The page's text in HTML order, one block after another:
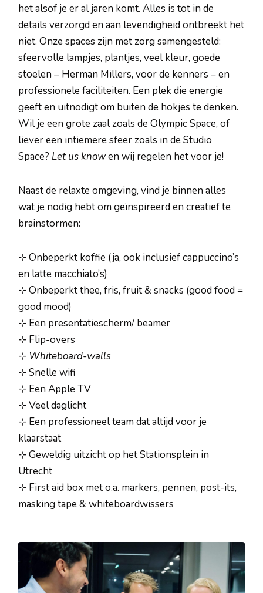
het alsof je er al jaren komt. Alles is tot in de
details verzorgd en aan levendigheid ontbreekt het
niet. Onze spaces zijn met zorg samengesteld:
sfeervolle lampjes, plantjes, veel kleur, goede
stoelen – Herman Millers, voor de kenners – en
professionele faciliteiten. Een plek die energie
geeft en uitnodigt om buiten de hokjes te denken.
Wil je een grote zaal zoals de Olympic Space, of
liever een intiemere sfeer zoals in de Studio
Space? Let us knowen wij regelen het voor je!
Naast de relaxte omgeving, vind je binnen alles
wat je nodig hebt om geïnspireerd en creatief te
brainstormen:
⊹ Onbeperkt koffie (ja, ook inclusief cappuccino’s
en latte macchiato’s)
⊹ Onbeperkt thee, fris, fruit & snacks (good food =
good mood)
⊹ Een presentatiescherm/ beamer
⊹ Flip-overs
⊹ Whiteboard-walls
⊹ Snelle wifi
⊹ Een Apple TV
⊹ Veel daglicht
⊹ Een professioneel team dat altijd voor je
klaarstaat
⊹ Geweldig uitzicht op het Stationsplein in
Utrecht
⊹ First aid box met o.a. markers, pennen, post-its,
masking tape & whiteboardwissers